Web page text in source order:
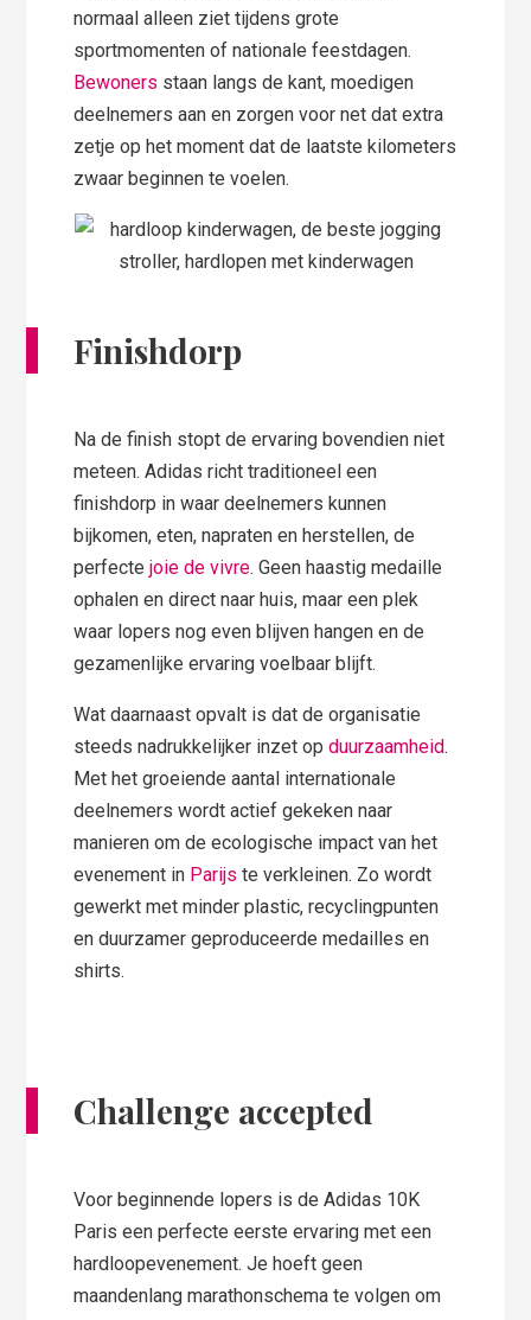
normaal alleen ziet tijdens grote
sportmomenten of nationale feestdagen.
Bewoners staan langs de kant, moedigen
deelnemers aan en zorgen voor net dat extra
zetje op het moment dat de laatste kilometers
zwaar beginnen te voelen.
Finishdorp
Na de finish stopt de ervaring bovendien niet
meteen. Adidas richt traditioneel een
finishdorp in waar deelnemers kunnen
bijkomen, eten, napraten en herstellen, de
perfectejoie de vivre. Geen haastig medaille
ophalen en direct naar huis, maar een plek
waar lopers nog even blijven hangen en de
gezamenlijke ervaring voelbaar blijft.
Wat daarnaast opvalt is dat de organisatie
steeds nadrukkelijker inzet opduurzaamheid.
Met het groeiende aantal internationale
deelnemers wordt actief gekeken naar
manieren om de ecologische impact van het
evenement in Parijs te verkleinen. Zo wordt
gewerkt met minder plastic, recyclingpunten
en duurzamer geproduceerde medailles en
shirts.
Challenge accepted
Voor beginnende lopers is de Adidas 10K
Paris een perfecte eerste ervaring met een
hardloopevenement. Je hoeft geen
maandenlang marathonschema te volgen om